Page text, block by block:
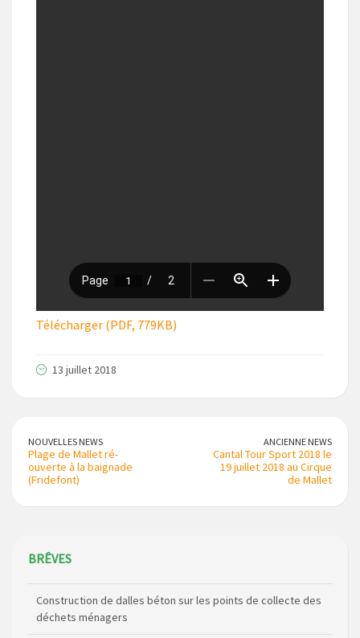
Télécharger (PDF, 779KB)
13 juillet 2018
NOUVELLES NEWS
Plage de Mallet ré-
ouverte à la baignade
(Fridefont)
ANCIENNE NEWS
Cantal Tour Sport 2018 le
19 juillet 2018 au Cirque
de Mallet
BRÊVES
Construction de dalles béton sur les points de collecte des
déchets ménagers